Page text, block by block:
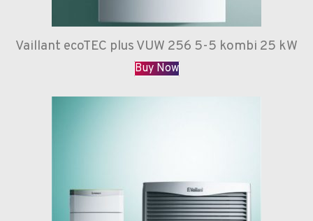
Vaillant ecoTEC plus VUW 256 5-5 kombi 25 kW
Buy Now